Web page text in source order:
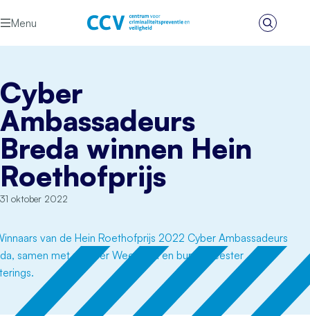
Menu
Zoeken
Cyber
Ambassadeurs
Breda winnen Hein
Roethofprijs
31 oktober 2022